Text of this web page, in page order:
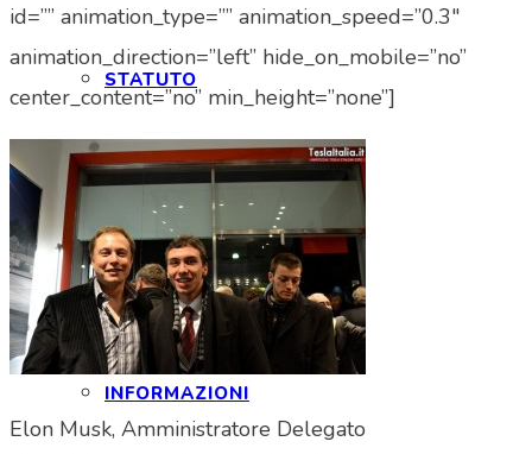
STATUTO
CONVENZIONI
MARTE
INFORMAZIONI
id=”” animation_type=”” animation_speed=”0.3″
animation_direction=”left” hide_on_mobile=”no”
center_content=”no” min_height=”none”]
Elon Musk, Amministratore Delegato